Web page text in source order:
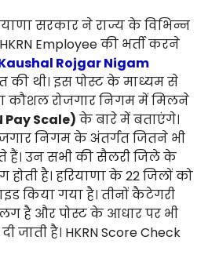
सरकार ने राज्य के विभिन्न
Employee की भर्ती करने
Rojgar Nigam
थी। इस पोस्ट के माध्यम से
कौशल रोजगार निगम में मिलने
Pay Scale) के बारे में बताएंगे।
निगम के अंतर्गत जितने भी
हैं। उन सभी की सैलरी जिले के
है। हरियाणा के 22 जिलों को
किया गया है। तीनों कैटेगरी
है और पोस्ट के आधार पर भी
है। HKRN Score Check